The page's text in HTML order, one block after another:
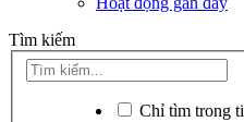
Tìm kiếm
Chỉ tìm trong